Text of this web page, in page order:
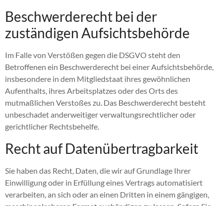
Beschwerderecht bei der
zuständigen Aufsichtsbehörde
Im Falle von Verstößen gegen die DSGVO steht den
Betroffenen ein Beschwerderecht bei einer Aufsichtsbehörde,
insbesondere in dem Mitgliedstaat ihres gewöhnlichen
Aufenthalts, ihres Arbeitsplatzes oder des Orts des
mutmaßlichen Verstoßes zu. Das Beschwerderecht besteht
unbeschadet anderweitiger verwaltungsrechtlicher oder
gerichtlicher Rechtsbehelfe.
Recht auf Datenübertragbarkeit
Sie haben das Recht, Daten, die wir auf Grundlage Ihrer
Einwilligung oder in Erfüllung eines Vertrags automatisiert
verarbeiten, an sich oder an einen Dritten in einem gängigen,